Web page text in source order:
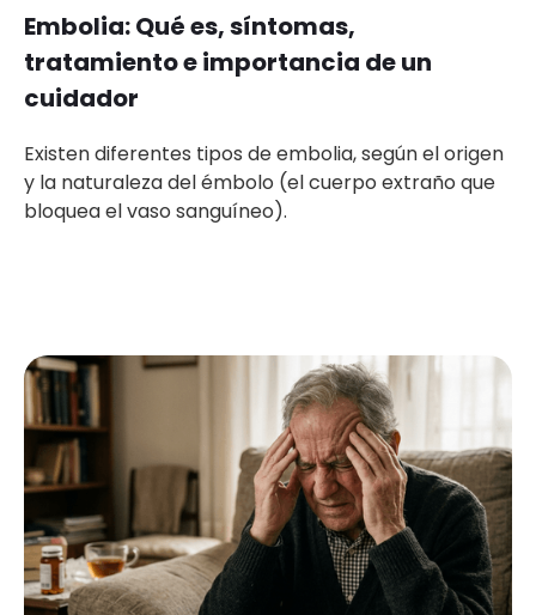
Embolia: Qué es, síntomas,
tratamiento e importancia de un
cuidador
Existen diferentes tipos de embolia, según el origen
y la naturaleza del émbolo (el cuerpo extraño que
bloquea el vaso sanguíneo).